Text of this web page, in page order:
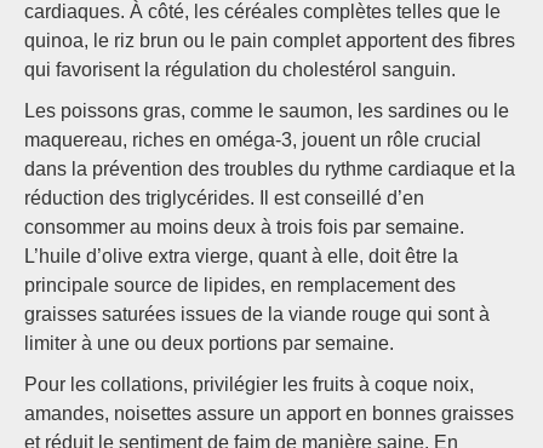
cardiaques. À côté, les céréales complètes telles que le
quinoa, le riz brun ou le pain complet apportent des fibres
qui favorisent la régulation du cholestérol sanguin.
Les poissons gras, comme le saumon, les sardines ou le
maquereau, riches en oméga-3, jouent un rôle crucial
dans la prévention des troubles du rythme cardiaque et la
réduction des triglycérides. Il est conseillé d’en
consommer au moins deux à trois fois par semaine.
L’huile d’olive extra vierge, quant à elle, doit être la
principale source de lipides, en remplacement des
graisses saturées issues de la viande rouge qui sont à
limiter à une ou deux portions par semaine.
Pour les collations, privilégier les fruits à coque noix,
amandes, noisettes assure un apport en bonnes graisses
et réduit le sentiment de faim de manière saine. En